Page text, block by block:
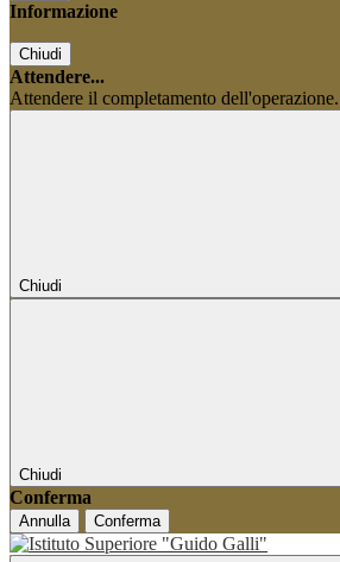
Informazione
Chiudi
Attendere...
Attendere il completamento
Chiudi
Chiudi
Conferma
Annulla Conferma